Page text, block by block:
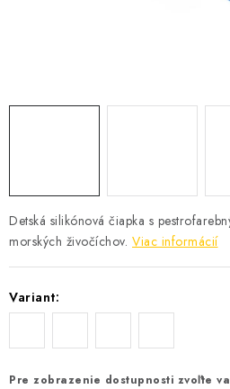
Detská silikónová čiapka s
morských živočíchov. Viac informácií
Variant:
Pre zobrazenie dostupnosti zvoľte